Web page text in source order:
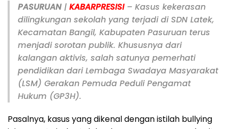
PASURUAN | KABARPRESISI– Kasus kekerasan
dilingkungan sekolah yang terjadi di SDN Latek,
Kecamatan Bangil, Kabupaten Pasuruan terus
menjadi sorotan publik. Khususnya dari
kalangan aktivis, salah satunya pemerhati
pendidikan dari Lembaga Swadaya Masyarakat
(LSM) Gerakan Pemuda Peduli Pengamat
Hukum (GP3H).
Pasalnya, kasus yang dikenal dengan istilah bullying